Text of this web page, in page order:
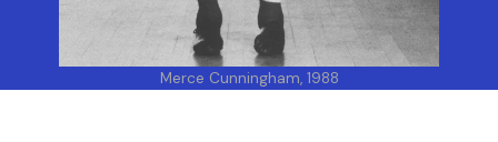
Merce Cunningham, 1988